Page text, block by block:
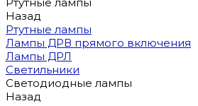
Назад
Ртутные лампы
Лампы ДРВ прямого включения
Лампы ДРЛ
Светильники
Светодиодные лампы
Назад